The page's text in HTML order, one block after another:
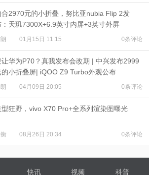
合2970元的小折叠，努比亚nubia Flip 2发
：天玑7300X+6.9英寸内屏+3英寸外屏
01月15日 11:15 0条评论
让华为P70？真我发布会改期 | 中兴发布2999
的小折叠屏| iQOO Z9 Turbo外观公布
04月09日 20:05 0条评论
型狂野，vivo X70 Pro+全系列渲染图曝光
08月26日 20:34 0条评论
快讯 视频 科普